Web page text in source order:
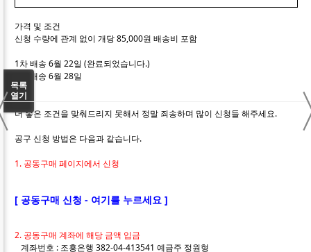
가격 및 조건
신청 수량에 관계 없이 개당 85,000원 배송비 포함
1차 배송 6월 22일 (완료되었습니다.)
2차 배송 6월 28일
더 좋은 조건을 맞춰드리지 못해서 정말 죄송하며 많이 신청들 해주세요.
공구 신청 방법은 다음과 같습니다.
1. 공동구매 페이지에서 신청
[ 공동구매 신청 - 여기를 누르세요 ]
2. 공동구매 계좌에 해당 금액 입금
계좌번호 : 조흥은행 382-04-413541 예금주 정원형
목록
열기